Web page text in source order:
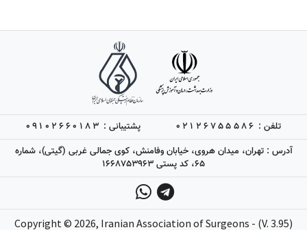
تلفن : 02126755586 پشتیبانی : 09102660183
آدرس : تهران، میدان هروی، خیابان وفامنش، کوی جمالی غربی (گیتی)، شماره
65، کد پستی 1668753963
Copyright © 2026, Iranian Association of Surgeons - (V. 3.95)